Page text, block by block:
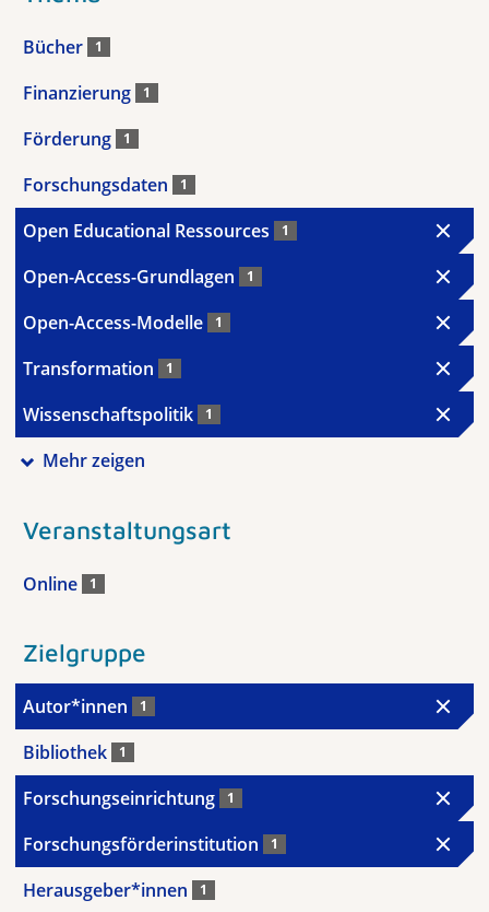
Bücher 1
Finanzierung 1
Förderung 1
Forschungsdaten 1
Open Educational Ressources 1
Open-Access-Grundlagen 1
Open-Access-Modelle 1
Transformation 1
Wissenschaftspolitik 1
Mehr zeigen
Veranstaltungsart
Online 1
Zielgruppe
Autor*innen 1
Bibliothek 1
Forschungseinrichtung 1
Forschungsförderinstitution 1
Herausgeber*innen 1